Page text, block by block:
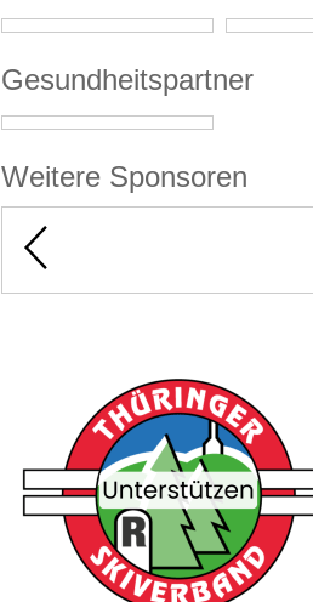
Gesundheitspartner
Weitere Sponsoren